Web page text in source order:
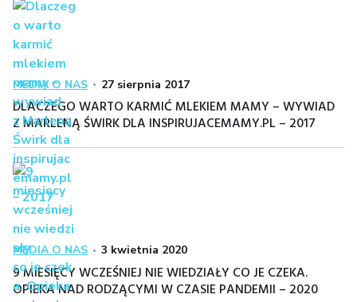
Kategoria
MEDIA O NAS
Posted
on
27 sierpnia 2017
DLACZEGO WARTO KARMIĆ MLEKIEM MAMY – WYWIAD
Z MARLENĄ ŚWIRK DLA INSPIRUJACEMAMY.PL – 2017
Kategoria
MEDIA O NAS
Posted
on
3 kwietnia 2020
9 MIESIĘCY WCZEŚNIEJ NIE WIEDZIAŁY CO JE CZEKA.
OPIEKA NAD RODZĄCYMI W CZASIE PANDEMII – 2020